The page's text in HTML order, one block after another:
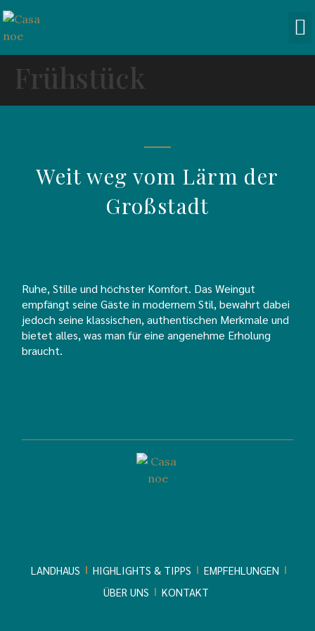
Frühstück
Weit weg vom Lärm der
Großstadt
Ruhe, Stille und höchster Komfort. Das Weingut
empfängt seine Gäste in modernem Stil, bewahrt dabei
jedoch seine klassischen, authentischen Merkmale und
bietet alles, was man für eine angenehme Erholung
braucht.
LANDHAUS HIGHLIGHTS & TIPPS
EMPFEHLUNGEN
ÜBER UNS
KONTAKT